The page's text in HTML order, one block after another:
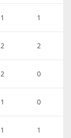
1 1
2 2
2 0
1 0
1 1